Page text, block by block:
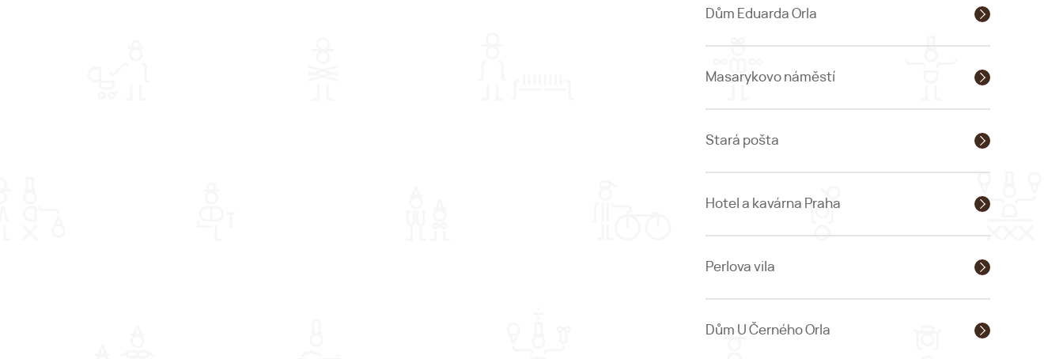
Dům Eduarda Orla
Masarykovo náměstí
Stará pošta
Hotel a kavárna Praha
Perlova vila
Dům U Černého Orla